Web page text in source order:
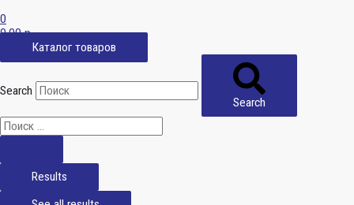
0
0,00р.
Каталог товаров
Search
Search
Results